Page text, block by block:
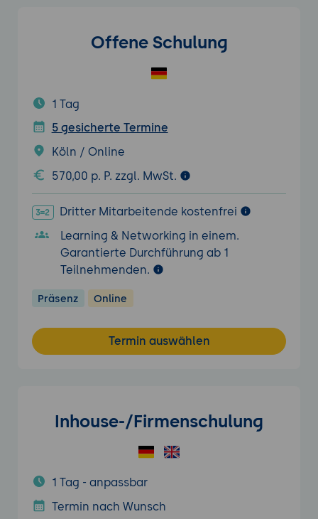
Offene Schulung
1 Tag
5 gesicherte Termine
Köln / Online
570,00 p. P. zzgl. MwSt.
Dritter Mitarbeitende kostenfrei
Learning & Networking in einem.
Garantierte Durchführung ab 1
Teilnehmenden.
Präsenz Online
Termin auswählen
Inhouse-/Firmenschulung
1 Tag - anpassbar
Termin nach Wunsch